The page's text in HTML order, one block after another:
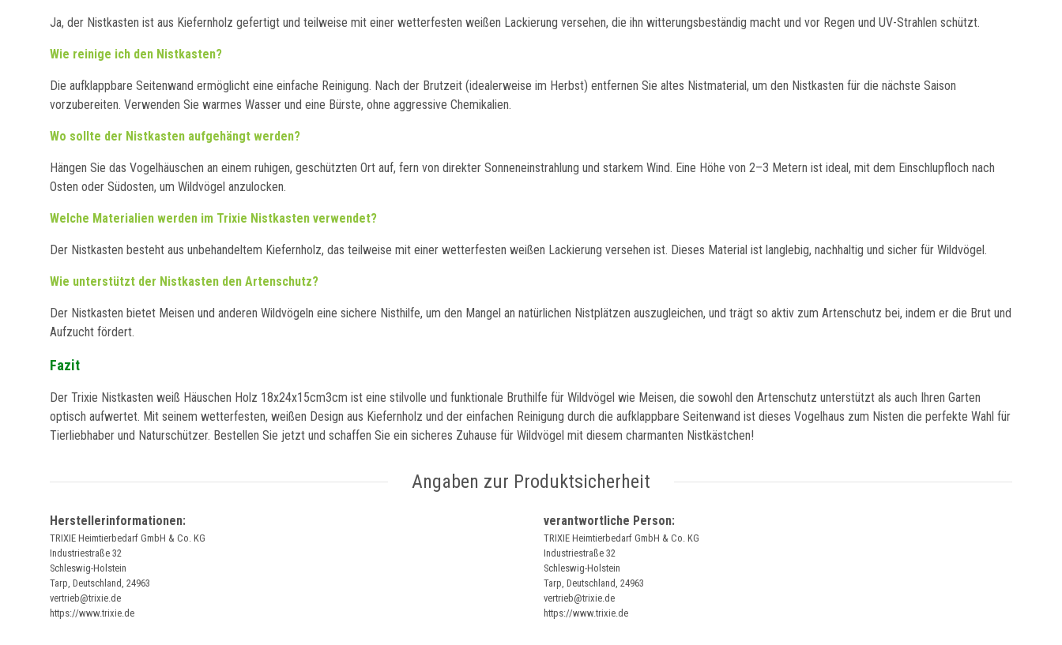
Ja, der Nistkasten ist aus Kiefernholz gefertigt und teilweise mit einer wetterfesten weißen Lackierung versehen, die ihn witterungsbeständig macht und vor Regen und UV-Strahlen schützt.
Wie reinige ich den Nistkasten?
Die aufklappbare Seitenwand ermöglicht eine einfache Reinigung. Nach der Brutzeit (idealerweise im Herbst) entfernen Sie altes Nistmaterial, um den Nistkasten für die nächste Saison
vorzubereiten. Verwenden Sie warmes Wasser und eine Bürste, ohne aggressive Chemikalien.
Wo sollte der Nistkasten aufgehängt werden?
Hängen Sie das Vogelhäuschen an einem ruhigen, geschützten Ort auf, fern von direkter Sonneneinstrahlung und starkem Wind. Eine Höhe von 2–3 Metern ist ideal, mit dem Einschlupfloch nach
Osten oder Südosten, um Wildvögel anzulocken.
Welche Materialien werden im Trixie Nistkasten verwendet?
Der Nistkasten besteht aus unbehandeltem Kiefernholz, das teilweise mit einer wetterfesten weißen Lackierung versehen ist. Dieses Material ist langlebig, nachhaltig und sicher für Wildvögel.
Wie unterstützt der Nistkasten den Artenschutz?
Der Nistkasten bietet Meisen und anderen Wildvögeln eine sichere Nisthilfe, um den Mangel an natürlichen Nistplätzen auszugleichen, und trägt so aktiv zum Artenschutz bei, indem er die Brut und
Aufzucht fördert.
Fazit
Der Trixie Nistkasten weiß Häuschen Holz 18x24x15cm3cm ist eine stilvolle und funktionale Bruthilfe für Wildvögel wie Meisen, die sowohl den Artenschutz unterstützt als auch Ihren Garten
optisch aufwertet. Mit seinem wetterfesten, weißen Design aus Kiefernholz und der einfachen Reinigung durch die aufklappbare Seitenwand ist dieses Vogelhaus zum Nisten die perfekte Wahl für
Tierliebhaber und Naturschützer. Bestellen Sie jetzt und schaffen Sie ein sicheres Zuhause für Wildvögel mit diesem charmanten Nistkästchen!
Angaben zur Produktsicherheit
Herstellerinformationen:
TRIXIE Heimtierbedarf GmbH & Co. KG
Industriestraße 32
Schleswig-Holstein
Tarp, Deutschland, 24963
vertrieb@trixie.de
https://www.trixie.de
verantwortliche Person:
TRIXIE Heimtierbedarf GmbH & Co. KG
Industriestraße 32
Schleswig-Holstein
Tarp, Deutschland, 24963
vertrieb@trixie.de
https://www.trixie.de